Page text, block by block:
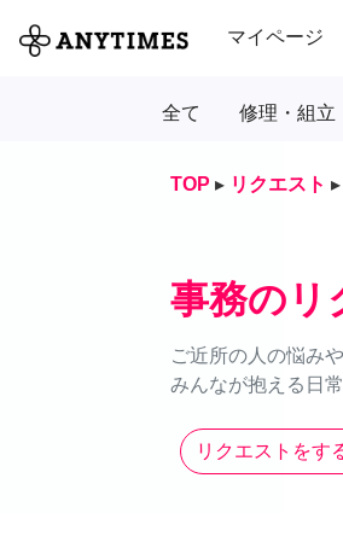
マイページ
全て 修理・組立
TOP ▸ リクエスト ▸
事務のリ
ご近所の人の悩み
みんなが抱える日
リクエストをす